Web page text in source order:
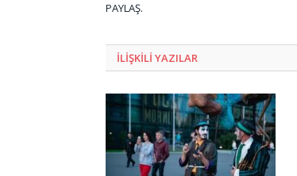
PAYLAŞ.
ILIŞKILI YAZILAR